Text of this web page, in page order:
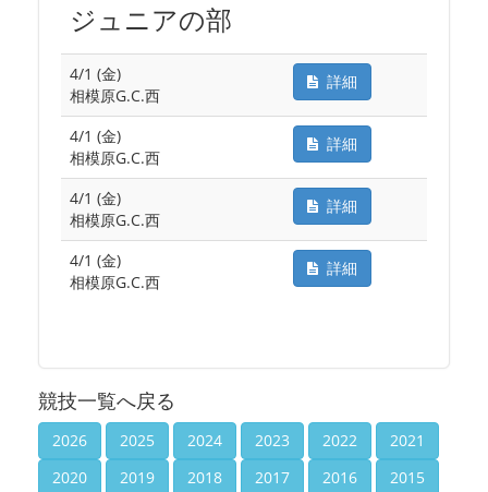
ジュニアの部
4/1 (金)
相模原G.C.西
詳細
4/1 (金)
相模原G.C.西
詳細
4/1 (金)
相模原G.C.西
詳細
4/1 (金)
相模原G.C.西
詳細
競技一覧へ戻る
2026 2025 2024 2023 2022
2021
2020
2019 2018 2017 2016
2015